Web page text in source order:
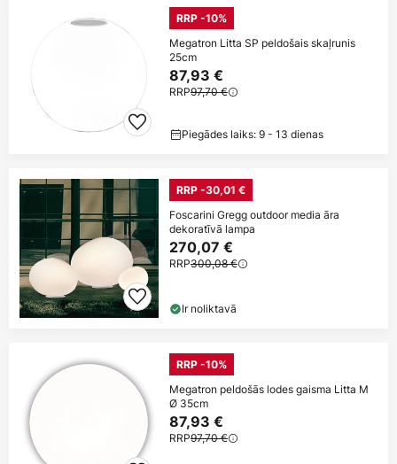
RRP -10%
Megatron Litta SP peldošais skaļrunis
25cm
87,93 €
RRP97,70 €
Piegādes laiks: 9 - 13 dienas
RRP -30,01 €
Foscarini Gregg outdoor media āra
dekoratīvā lampa
270,07 €
RRP300,08 €
Ir noliktavā
RRP -10%
Megatron peldošās lodes gaisma Litta M
Ø 35cm
87,93 €
RRP97,70 €